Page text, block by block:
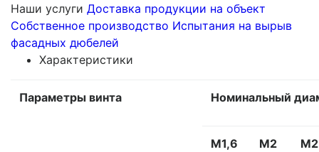
Наши услуги Доставка продукции на объект
Собственное производство Испытания на вырыв
фасадных дюбелей
Характеристики
Параметры винта Номинальный
М1,6 М2